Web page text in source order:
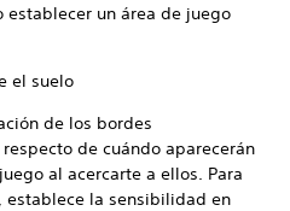
establecer un área de juego
el suelo
de los bordes
de cuándo aparecerán
al acercarte a ellos. Para
establece la sensibilidad en